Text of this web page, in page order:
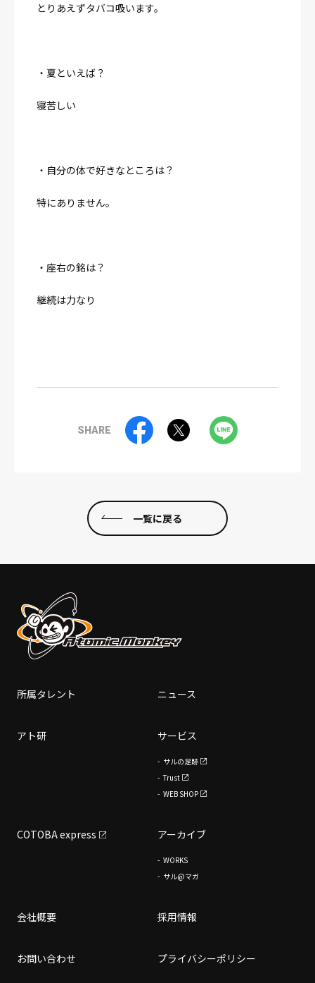
とりあえずタバコ吸います。
・夏といえば？
寝苦しい
・自分の体で好きなところは？
特にありません。
・座右の銘は？
継続は力なり
SHARE
一覧に戻る
所属タレント ニュース
アト研 サービス
サルの足跡
Trust
WEB SHOP
COTOBA express アーカイブ
WORKS
サル@マガ
会社概要 採用情報
お問い合わせ プライバシーポリシー